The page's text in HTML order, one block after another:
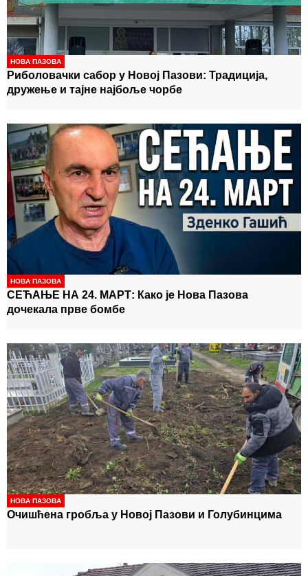
НОВА ПАЗОВА
Риболовачки сабор у Новој Пазови: Традиција,
дружење и тајне најбоље чорбе
НОВА ПАЗОВА
СЕЋАЊЕ НА 24. МАРТ: Како је Нова Пазова
дочекала прве бомбе
НОВА ПАЗОВА
Очишћена гробља у Новој Пазови и Голубинцима